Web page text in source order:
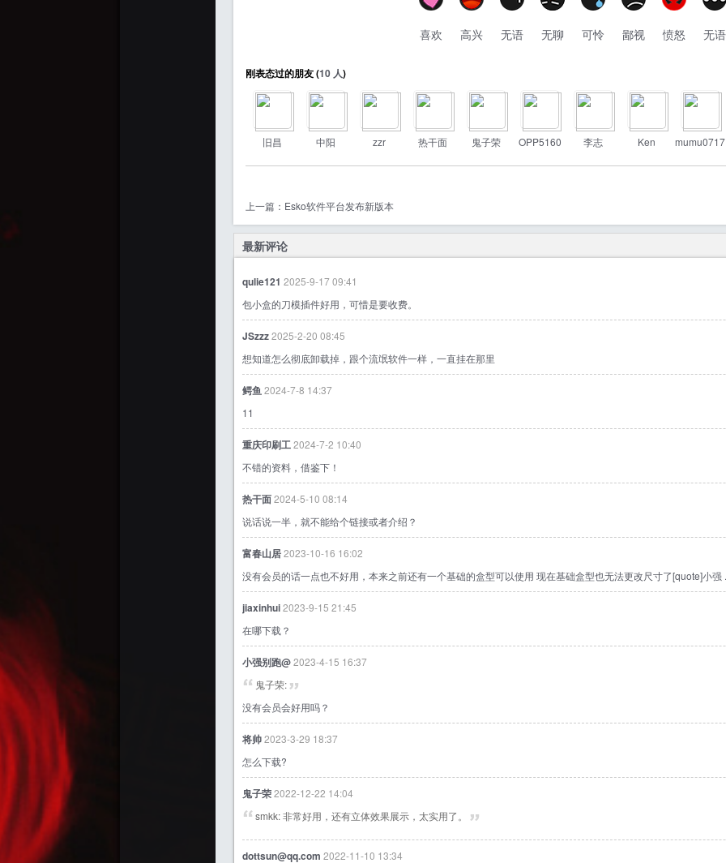
喜欢 高兴 无语 无聊 可怜 鄙视 愤怒 无语
刚表态过的朋友 (10 人)
旧昌 中阳 zzr 热干面 鬼子荣 OPP5160 李志 Ken mumu0717
上一篇： Esko软件平台发布新版本
最新评论
qulie121 2025-9-17 09:41
包小盒的刀模插件好用，可惜是要收费。
JSzzz2025-2-20 08:45
想知道怎么彻底卸载掉，跟个流氓软件一样，一直挂在那里
鳄鱼2024-7-8 14:37
11
重庆印刷工2024-7-2 10:40
不错的资料，借鉴下！
热干面2024-5-10 08:14
说话说一半，就不能给个链接或者介绍？
富春山居2023-10-16 16:02
没有会员的话一点也不好用，本来之前还有一个基础的盒型可以使用 现在基础盒型也无法更改尺寸了[quote]小强
jiaxinhui2023-9-15 21:45
在哪下载？
小强别跑@2023-4-15 16:37
鬼子荣:
没有会员会好用吗？
将帅2023-3-29 18:37
怎么下载?
鬼子荣2022-12-22 14:04
smkk: 非常好用，还有立体效果展示，太实用了。
dottsun@qq.com 2022-11-10 13:34